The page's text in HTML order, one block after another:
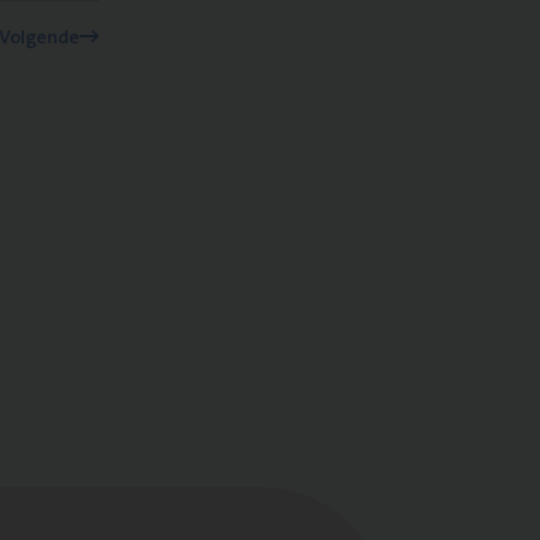
Volgende